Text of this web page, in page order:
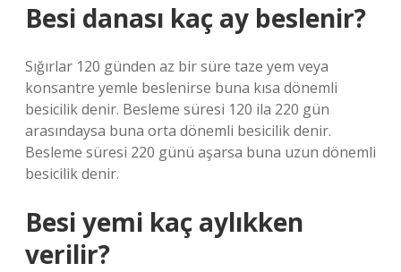
Besi danası kaç ay beslenir?
Sığırlar 120 günden az bir süre taze yem veya
konsantre yemle beslenirse buna kısa dönemli
besicilik denir. Besleme süresi 120 ila 220 gün
arasındaysa buna orta dönemli besicilik denir.
Besleme süresi 220 günü aşarsa buna uzun dönemli
besicilik denir.
Besi yemi kaç aylıkken
verilir?